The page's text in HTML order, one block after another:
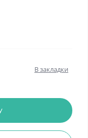
В закладки